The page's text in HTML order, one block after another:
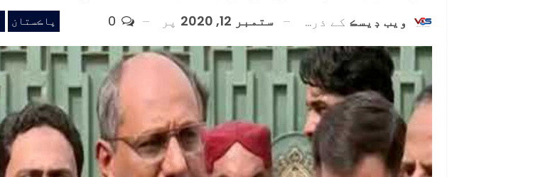
پاڪستان ويب ڊيسڪ کے ذریعہ ستمبر 12, 2020 پر